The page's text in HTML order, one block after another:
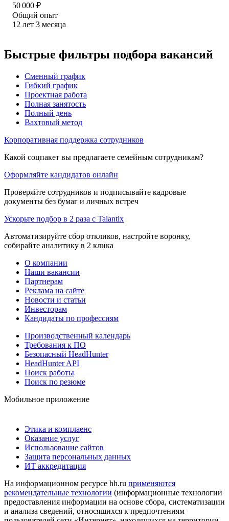
50 000 ₽
Общий опыт
12 лет 3 месяца
Быстрые фильтры подбора вакансий
Сменный график
Гибкий график
Проектная работа
Полная занятость
Полный день
Вахтовый метод
Корпоративная поддержка сотрудников
Какой соцпакет вы предлагаете семейным сотрудникам?
Оформляйте кандидатов онлайн
Проверяйте сотрудников и подписывайте кадровые
документы без бумаг и личных встреч
Ускорьте подбор в 2 раза с Talantix
Автоматизируйте сбор откликов, настройте воронку,
собирайте аналитику в 2 клика
О компании
Наши вакансии
Партнерам
Реклама на сайте
Новости и статьи
Инвесторам
Кандидаты по профессиям
Производственный календарь
Требования к ПО
Безопасный HeadHunter
HeadHunter API
Поиск работы
Поиск по резюме
Мобильное приложение
Этика и комплаенс
Оказание услуг
Использование сайтов
Защита персональных данных
ИТ аккредитация
На информационном ресурсе hh.ru применяются
рекомендательные технологии (информационные технологии
предоставления информации на основе сбора, систематизации
и анализа сведений, относящихся к предпочтениям